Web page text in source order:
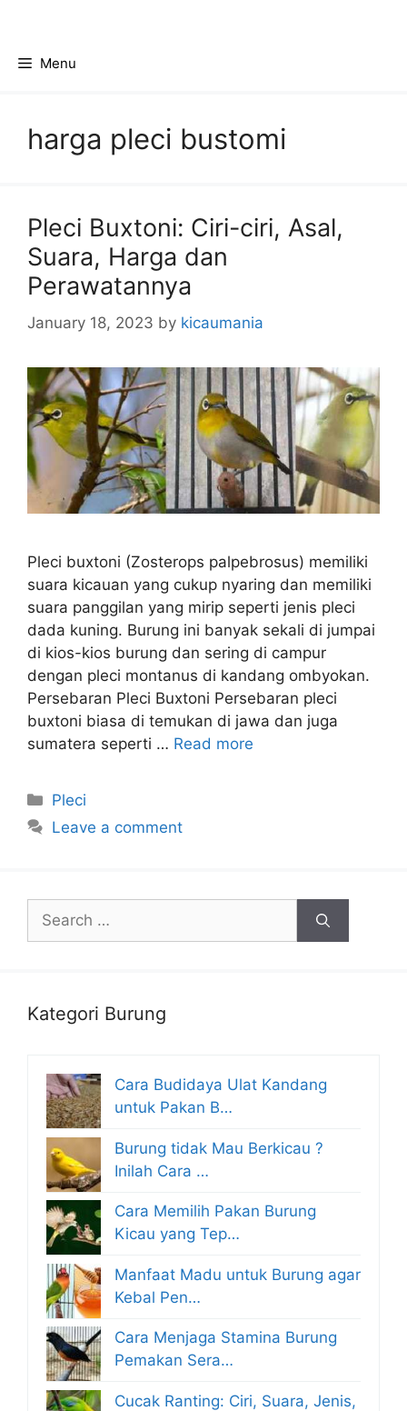
contentMenu
harga pleci bustomi
Pleci Buxtoni: Ciri-ciri, Asal,
Suara, Harga dan
Perawatannya
January 18, 2023 by kicaumania
Pleci buxtoni (Zosterops palpebrosus) memiliki
suara kicauan yang cukup nyaring dan memiliki
suara panggilan yang mirip seperti jenis pleci
dada kuning. Burung ini banyak sekali di jumpai
di kios-kios burung dan sering di campur
dengan pleci montanus di kandang ombyokan.
Persebaran Pleci Buxtoni Persebaran pleci
buxtoni biasa di temukan di jawa dan juga
sumatera seperti … Read more
Categories
Pleci
Leave a comment
Search
for:
Kategori Burung
Cara Budidaya Ulat Kandang
untuk Pakan B…
Burung tidak Mau Berkicau ?
Inilah Cara …
Cara Memilih Pakan Burung
Kicau yang Tep…
Manfaat Madu untuk Burung agar
Kebal Pen…
Cara Menjaga Stamina Burung
Pemakan Sera…
Cucak Ranting: Ciri, Suara, Jenis,